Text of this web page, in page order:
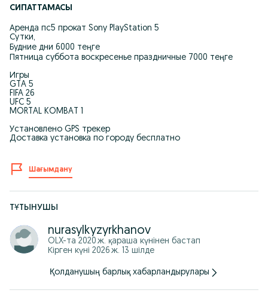
СИПАТТАМАСЫ
Аренда пс5 прокат Sony PlayStation 5
Сутки,
Будние дни 6000 теңге
Пятница суббота воскресенье праздничные 7000 теңге
Игры
GTA 5
FIFA 26
UFC 5
MORTAL KOMBAT 1
Установлено GPS трекер
Доставка установка по городу бесплатно
Шағымдану
ТҰТЫНУШЫ
nurasylkyzyrkhanov
OLX-та 2020 ж. қараша күнінен бастап
Кірген күні 2026 ж. 13 шілде
Қолданушың барлық хабарландырулары